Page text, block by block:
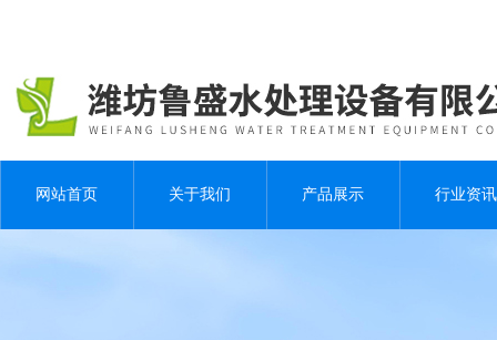
网站首页 关于我们 产品展示 行业资讯